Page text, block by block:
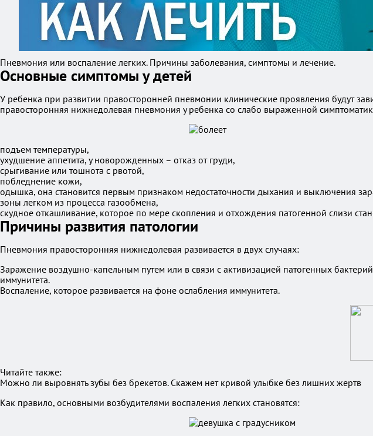
Пневмония или воспаление легких. Причины заболевания, симптомы и лечение.
Основные симптомы у детей
У ребенка при развитии правосторонней пневмонии клинические проявления будут
правосторонняя нижнедолевая пневмония у ребенка со слабо выраженной
подъем температуры,
ухудшение аппетита, у новорожденных – отказ от груди,
срыгивание или тошнота с рвотой,
побледнение кожи,
одышка, она становится первым признаком недостаточности дыхания и выключения
зоны легком из процесса газообмена,
скудное откашливание, которое по мере скопления и отхождения патогенной слизи
Причины развития патологии
Пневмония правосторонняя нижнедолевая развивается в двух случаях:
Заражение воздушно-капельным путем или в связи с активизацией патогенных
иммунитета.
Воспаление, которое развивается на фоне ослабления иммунитета.
Читайте также:
Можно ли выровнять зубы без брекетов. Скажем нет кривой улыбке без лишних жертв
Как правило, основными возбудителями воспаления легких становятся: